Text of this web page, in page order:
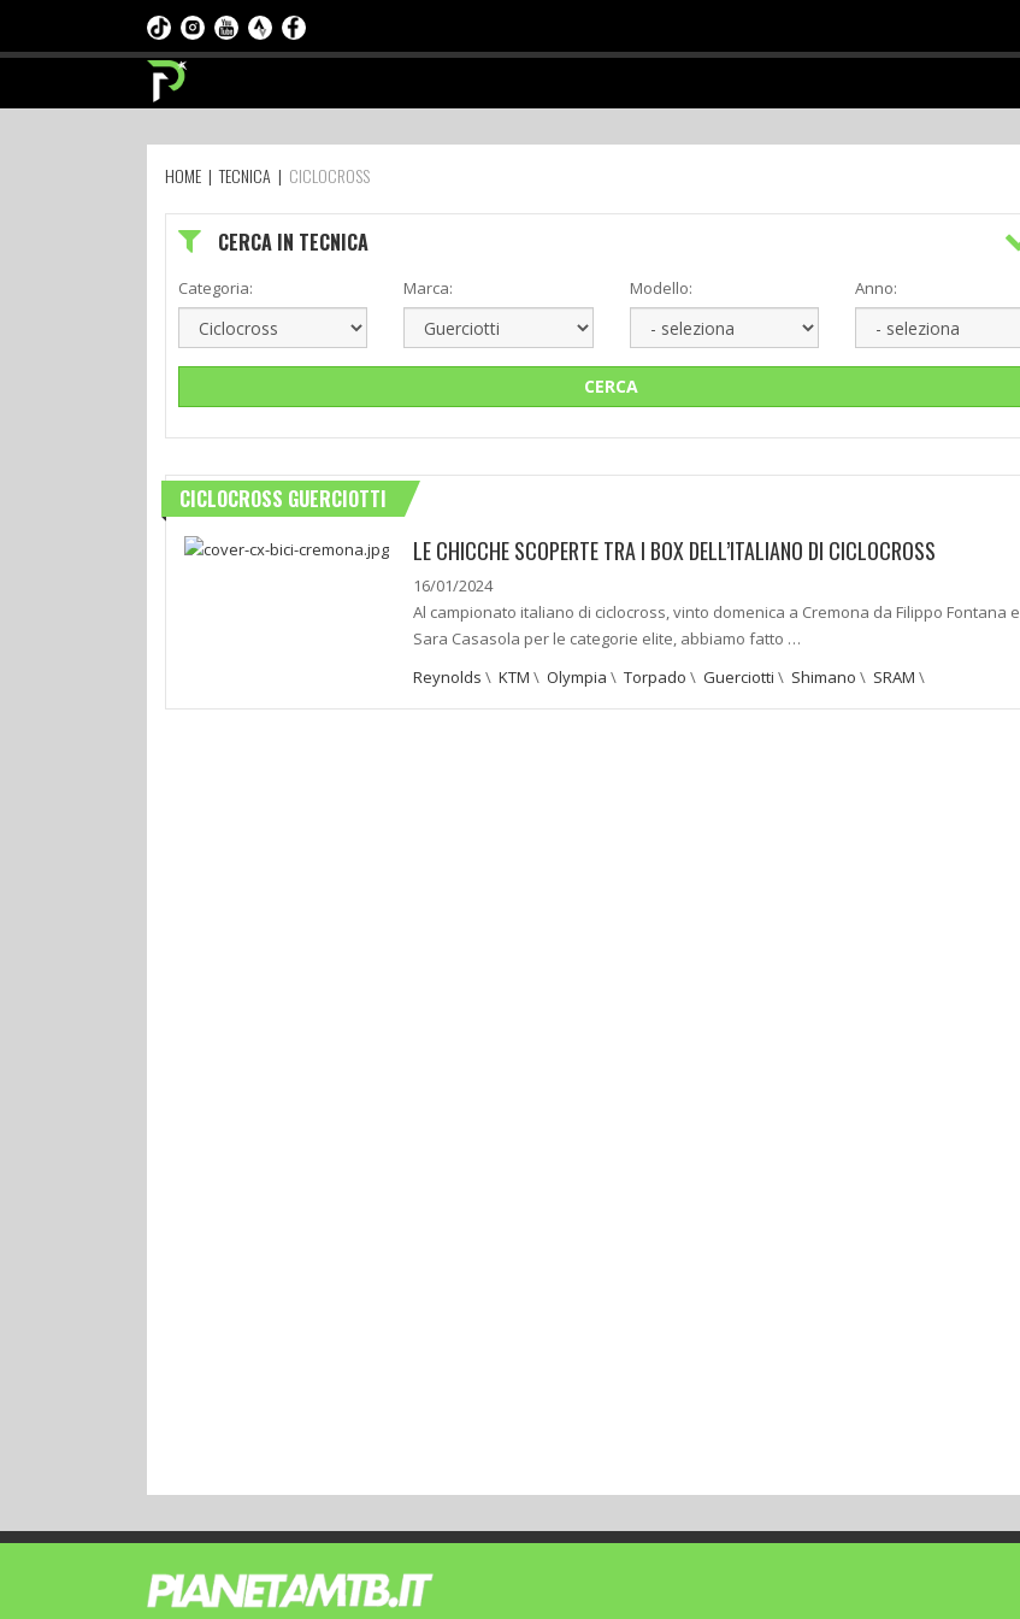
HOME |TECNICA | CICLOCROSS
CERCA IN TECNICA
Categoria: Marca: Modello: Anno:
CERCA
CICLOCROSS GUERCIOTTI
LE CHICCHE SCOPERTE TRA I BOX DELL’ITALIANO DI CICLOCROSS
16/01/2024
Al campionato italiano di ciclocross, vinto domenica a Cremona da Filippo Fontana e
Sara Casasola per le categorie elite, abbiamo fatto …
Reynolds \ KTM \ Olympia \ Torpado \ Guerciotti \ Shimano \ SRAM \